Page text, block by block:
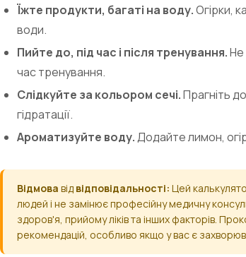
Їжте продукти, багаті на воду.Огірки,
води.
Пийте до, під час і після тренування.Не
час тренування.
Слідкуйте за кольором сечі.Прагніть
гідратації.
Ароматизуйте воду.Додайте лимон,
Відмова від відповідальності: Цей
людей і не замінює професійну медичну
здоров'я, прийому ліків та інших факторів.
рекомендацій, особливо якщо у вас є